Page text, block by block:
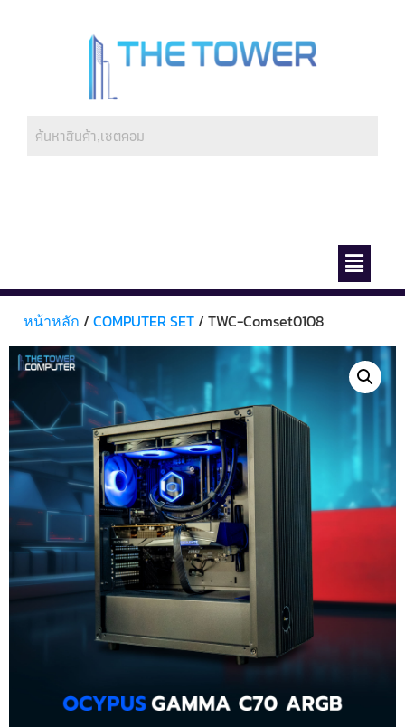
หน้าหลัก / COMPUTER SET/ TWC-Comset0108